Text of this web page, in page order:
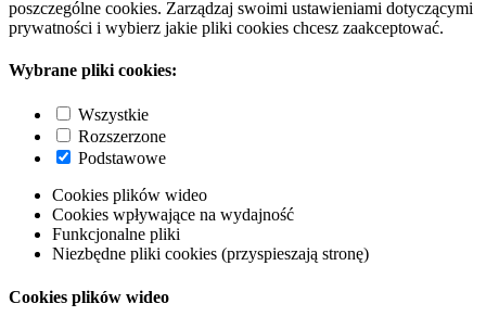
poszczególne cookies. Zarządzaj swoimi ustawieniami dotyczącymi
prywatności i wybierz jakie pliki cookies chcesz zaakceptować.
Wybrane pliki cookies:
Wszystkie
Rozszerzone
Podstawowe
Cookies plików wideo
Cookies wpływające na wydajność
Funkcjonalne pliki
Niezbędne pliki cookies (przyspieszają stronę)
Cookies plików wideo